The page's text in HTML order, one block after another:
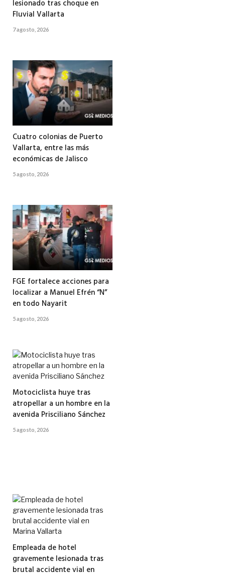
lesionado tras choque en
Fluvial Vallarta
7 agosto, 2026
Cuatro colonias de Puerto
Vallarta, entre las más
económicas de Jalisco
5 agosto, 2026
FGE fortalece acciones para
localizar a Manuel Efrén “N”
en todo Nayarit
5 agosto, 2026
Motociclista huye tras
atropellar a un hombre en la
avenida Prisciliano Sánchez
5 agosto, 2026
Empleada de hotel
gravemente lesionada tras
brutal accidente vial en